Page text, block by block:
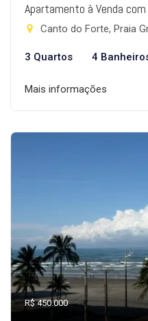
Apartamento à Venda
Canto do Forte, Praia
3 Quartos 4
Mais informações
R$ 450.000